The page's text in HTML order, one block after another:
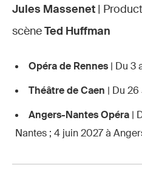
Jules Massenet |
scèneTed Huffman
Opéra de Rennes | Du 3
Théâtre de Caen | Du
Angers-Nantes Opéra |
Nantes ; 4 juin 2027 à